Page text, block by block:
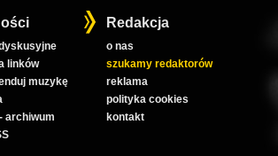
linków
muzykę
archiwum
Redakcja
o nas
szukamy redaktorów
reklama
polityka cookies
kontakt